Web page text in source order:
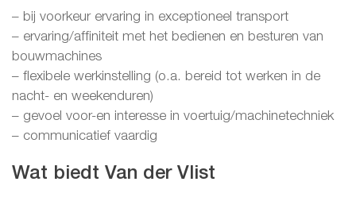
– bij voorkeur ervaring in exceptioneel transport
– ervaring/affiniteit met het bedienen en besturen van
bouwmachines
– flexibele werkinstelling (o.a. bereid tot werken in de
nacht- en weekenduren)
– gevoel voor-en interesse in voertuig/machinetechniek
– communicatief vaardig
Wat biedt Van der Vlist